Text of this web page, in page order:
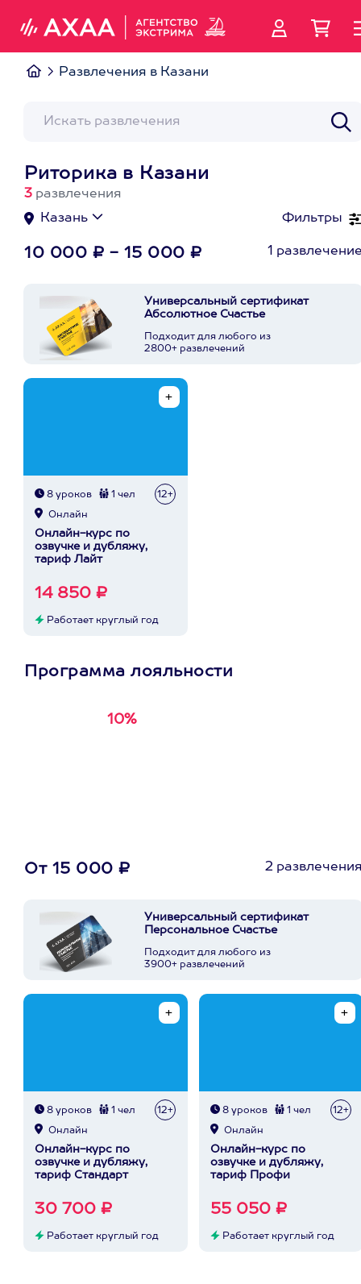
Развлечения в Казани
Риторика в Казани
3 развлечения
Фильтры
Казань
10 000 ₽ - 15 000 ₽ 1
Универсальный сертификат
Абсолютное Счастье
Подходит для любого из
2800+ развлечений
8 уроков 1 чел 12+
Онлайн
Онлайн-курс по
озвучке и дубляжу,
тариф Лайт
14 850 ₽
Работает круглый год
Программа лояльности
10%
От 15 000 ₽ 2
Универсальный сертификат
Персональное Счастье
Подходит для любого из
3900+ развлечений
8 уроков 1 чел 12+
Онлайн
Онлайн-курс по
озвучке и дубляжу,
тариф Стандарт
30 700 ₽
Работает круглый год
8 уроков 1 чел 12+
Онлайн
Онлайн-курс по
озвучке и дубляжу,
тариф Профи
55 050 ₽
Работает круглый год